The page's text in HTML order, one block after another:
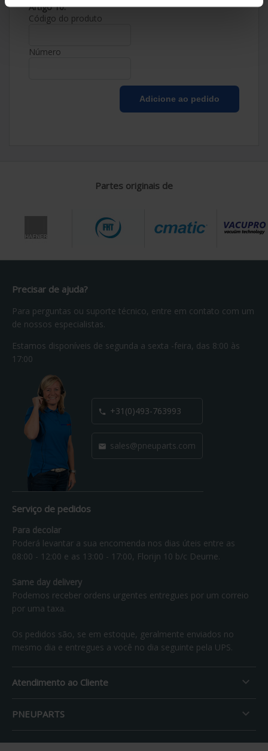
Artigo 10:
Código do produto
Número
Partes originais de
Precisar de ajuda?
Para perguntas ou suporte técnico, entre em contato com um
de nossos especialistas.
Estamos disponíveis de segunda a sexta -feira, das 8:00 às
17:00
 +31(0)493-763993
 sales@pneuparts.com
Serviço de pedidos
Para decolar
Poderá levantar a sua encomenda nos dias úteis entre as
08:00 - 12:00 e as 13:00 - 17:00, Florijn 10 b/c Deurne.
Same day delivery
Podemos receber ordens urgentes entregues por um correio
por uma taxa.
Os pedidos são, se em estoque, geralmente enviados no
mesmo dia e entregues a você no dia seguinte pela UPS.
Atendimento ao Cliente 
PNEUPARTS 